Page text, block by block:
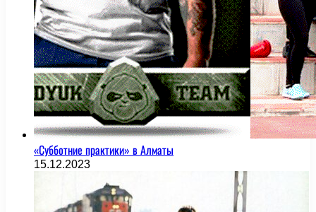
«Субботние практики» в Алматы
15.12.2023